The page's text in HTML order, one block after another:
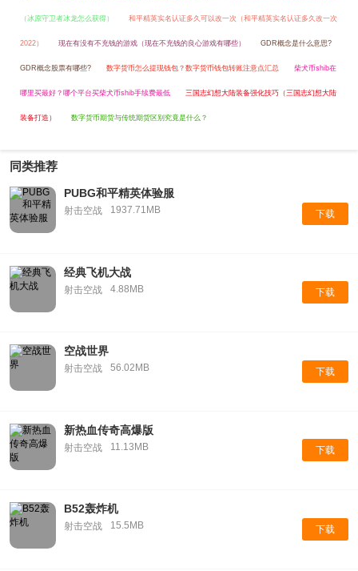
（冰原守卫者冰龙怎么获得） 和平精英实名认证多久可以改一次（和平精英实名认证多久改一次
2022） 现在有没有不充钱的游戏（现在不充钱的良心游戏有哪些） GDR概念是什么意思?
GDR概念股票有哪些? 数字货币怎么提现钱包？数字货币钱包转账注意点汇总 柴犬币shib在
哪里买最好？哪个平台买柴犬币shib手续费最低 三国志幻想大陆装备强化技巧（三国志幻想大陆
装备打造） 数字货币期货与传统期货区别究竟是什么？
同类推荐
PUBG和平精英体验服
射击空战 1937.71MB 下载
经典飞机大战
射击空战 4.88MB 下载
空战世界
射击空战 56.02MB 下载
新热血传奇高爆版
射击空战 11.13MB 下载
B52轰炸机
射击空战 15.5MB 下载